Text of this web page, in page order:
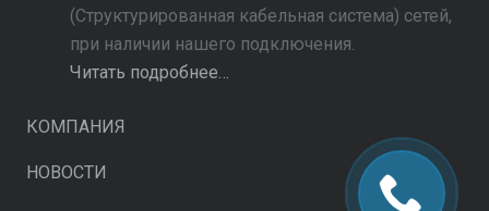
(Структурированная кабельная система) сетей,
при наличии нашего подключения.
Читать подробнее…
КОМПАНИЯ
НОВОСТИ